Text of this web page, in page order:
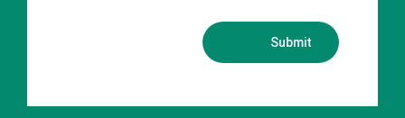
Submit